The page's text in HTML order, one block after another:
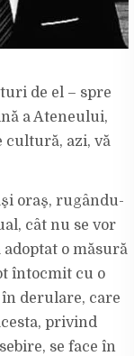
de el – spre
a Ateneului,
cultură, azi, vă
oraş, rugându-
cât nu se vor
o măsură
întocmit cu o
derulare, care
privind
se face în